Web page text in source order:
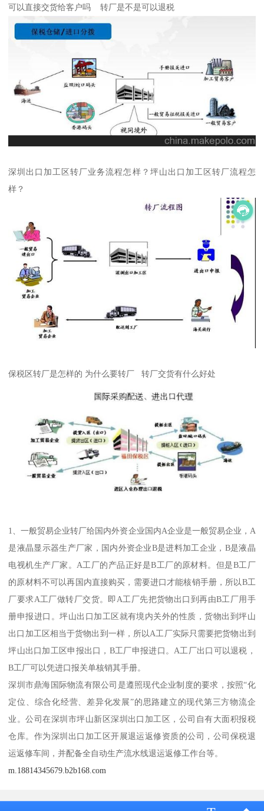
可以直接交货给客户吗 转厂是不是可以退税
深圳出口加工区转厂业务流程怎样？坪山出口加工区转厂流程怎
样？
保税区转厂是怎样的 为什么要转厂 转厂交货有什么好处
1、一般贸易企业转厂给国内外资企业国内A企业是一般贸易企业，A
是液晶显示器生产厂家，国内外资企业B是进料加工企业，B是液晶
电视机生产厂家。A工厂的产品正好是B工厂的原材料。但是B工厂
的原材料不可以再国内直接购买，需要进口才能核销手册，所以B工
厂要求A工厂做转厂交货。即A工厂先把货物出口到再由B工厂用手
册申报进口。坪山出口加工区就有境内关外的性质，货物出到坪山
出口加工区相当于货物出到一样，所以A工厂实际只需要把货物出到
坪山出口加工区申报出口，B工厂申报进口。A工厂出口可以退税，
B工厂可以凭进口报关单核销其手册。
深圳市鼎海国际物流有限公司是遵照现代企业制度的要求，按照“化
定位、综合化经营、差异化发展”的思路建立的现代第三方物流企
业。公司在深圳市坪山新区深圳出口加工区，公司自有大面积报税
仓库。作为深圳出口加工区开展退运返修资质的公司，公司保税退
运返修车间，并配备全自动生产流水线退运返修工作台等。
m.18814345679.b2b168.com